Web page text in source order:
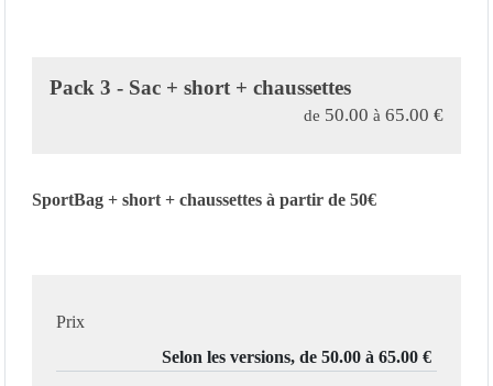
Pack 3 - Sac + short + chaussettes
de 50.00 à 65.00 €
SportBag + short + chaussettes à partir de 50€
Prix